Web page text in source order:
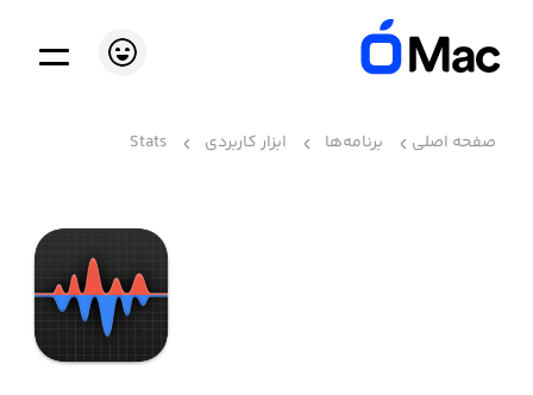
صفحه اصلی برنامه‌ها ابزار کاربردی Stats